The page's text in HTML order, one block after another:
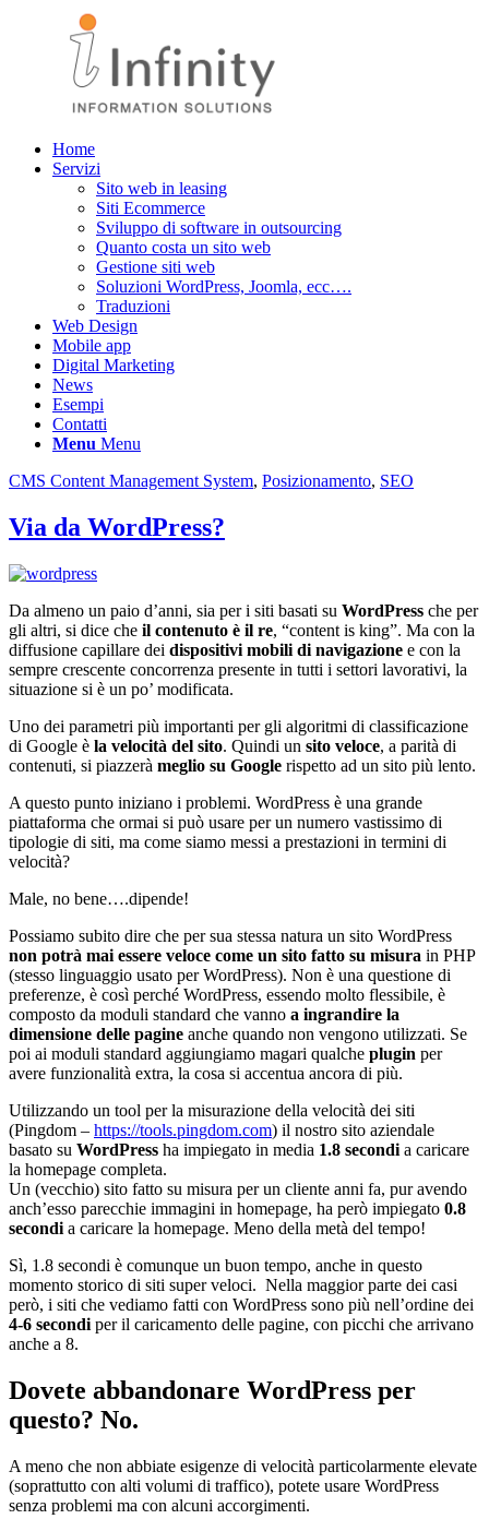
Home
Servizi
Sito web in leasing
Siti Ecommerce
Sviluppo di software in outsourcing
Quanto costa un sito web
Gestione siti web
Soluzioni WordPress, Joomla, ecc….
Traduzioni
Web Design
Mobile app
Digital Marketing
News
Esempi
Contatti
Menu Menu
CMS Content Management System, Posizionamento, SEO
Via da WordPress?
Da almeno un paio d’anni, sia per i siti basati su WordPress che per
gli altri, si dice che il contenuto è il re, “content is king”. Ma con la
diffusione capillare dei dispositivi mobili di navigazione e con la
sempre crescente concorrenza presente in tutti i settori lavorativi, la
situazione si è un po’ modificata.
Uno dei parametri più importanti per gli algoritmi di classificazione
di Google è la velocità del sito. Quindi un sito veloce, a parità di
contenuti, si piazzerà meglio su Google rispetto ad un sito più lento.
A questo punto iniziano i problemi. WordPress è una grande
piattaforma che ormai si può usare per un numero vastissimo di
tipologie di siti, ma come siamo messi a prestazioni in termini di
velocità?
Male, no bene….dipende!
Possiamo subito dire che per sua stessa natura un sito WordPress
non potrà mai essere veloce come un sito fatto su misura in PHP
(stesso linguaggio usato per WordPress). Non è una questione di
preferenze, è così perché WordPress, essendo molto flessibile, è
composto da moduli standard che vanno a ingrandire la
dimensione delle pagine anche quando non vengono utilizzati. Se
poi ai moduli standard aggiungiamo magari qualche plugin per
avere funzionalità extra, la cosa si accentua ancora di più.
Utilizzando un tool per la misurazione della velocità dei siti
(Pingdom – https://tools.pingdom.com) il nostro sito aziendale
basato su WordPress ha impiegato in media 1.8 secondi a caricare
la homepage completa.
Un (vecchio) sito fatto su misura per un cliente anni fa, pur avendo
anch’esso parecchie immagini in homepage, ha però impiegato 0.8
secondi a caricare la homepage. Meno della metà del tempo!
Sì, 1.8 secondi è comunque un buon tempo, anche in questo
momento storico di siti super veloci. Nella maggior parte dei casi
però, i siti che vediamo fatti con WordPress sono più nell’ordine dei
4-6 secondi per il caricamento delle pagine, con picchi che arrivano
anche a 8.
Dovete abbandonare WordPress per
questo? No.
A meno che non abbiate esigenze di velocità particolarmente elevate
(soprattutto con alti volumi di traffico), potete usare WordPress
senza problemi ma con alcuni accorgimenti.